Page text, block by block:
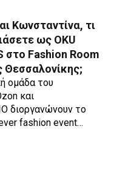
Κωνσταντίνα, τι
ως OKU
στο Fashion Room
Θεσσαλονίκης;
ομάδα του
και
διοργανώνουν το
fashion event…